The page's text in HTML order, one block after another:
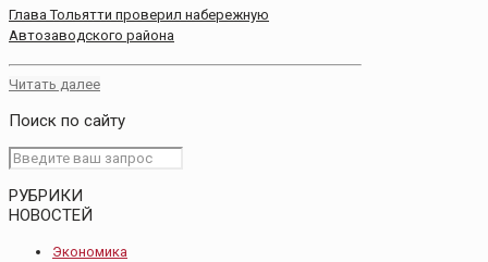
Глава Тольятти проверил набережную
Автозаводского района
Читать далее
Поиск по сайту
РУБРИКИ
НОВОСТЕЙ
Экономика